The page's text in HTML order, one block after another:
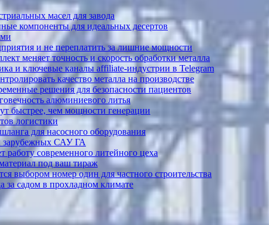
масел для завода
компоненты для идеальных десертов
и не переплатить за лишние мощности
меняет точность и скорость обработки металла
и ключевые каналы affiliate-индустрии в Telegram
качество металла на производстве
решения для безопасности пациентов
алюминиевого литья
быстрее, чем мощности генерации
логистики
для насосного оборудования
зарубежных САУ ГА
работу современного литейного цеха
под ваш тираж
выбором номер один для частного строительства
садом в прохладном климате